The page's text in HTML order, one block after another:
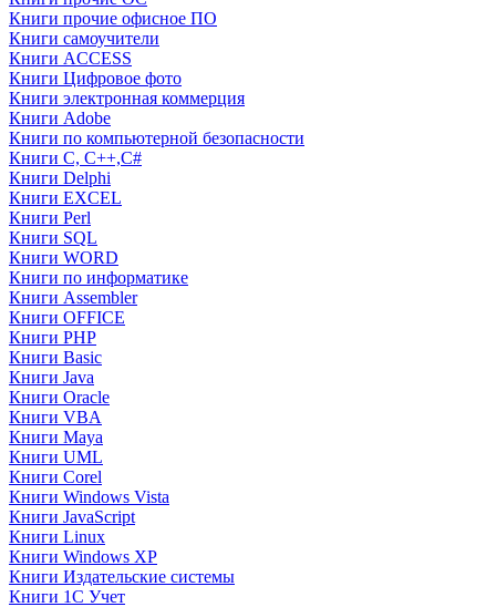
Книги прочие офисное ПО
Книги самоучители
Книги ACCESS
Книги Цифровое фото
Книги электронная коммерция
Книги Adobe
Книги по компьютерной безопасности
Книги C, C++,С#
Книги Delphi
Книги EXCEL
Книги Perl
Книги SQL
Книги WORD
Книги по информатике
Книги Assembler
Книги OFFICE
Книги PHP
Книги Basic
Книги Java
Книги Oracle
Книги VBA
Книги Maya
Книги UML
Книги Corel
Книги Windows Vista
Книги JavaScript
Книги Linux
Книги Windows XP
Книги Издательские системы
Книги 1C Учет